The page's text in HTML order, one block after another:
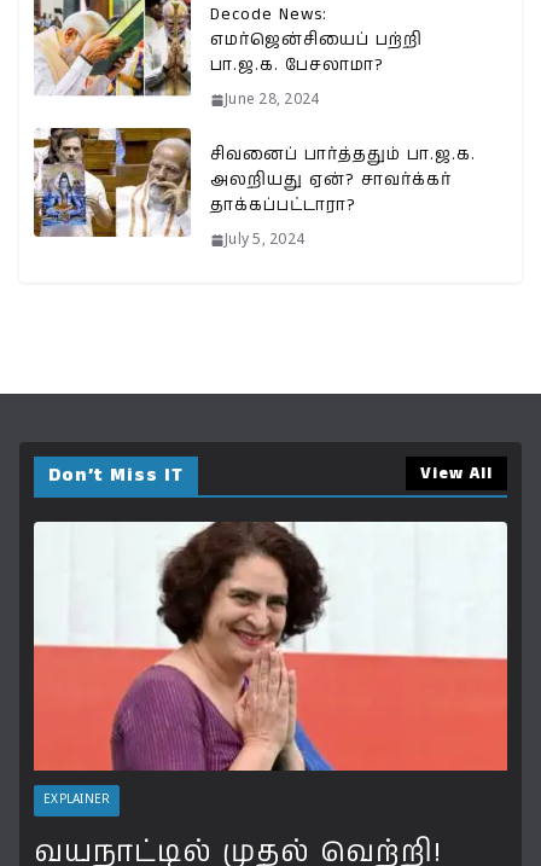
Decode News:
எமர்ஜென்சியைப் பற்றி
பா.ஜ.க. பேசலாமா?
June 28, 2024
சிவனைப் பார்த்ததும் பா.ஜ.க.
அலறியது ஏன்? சாவர்க்கர்
தாக்கப்பட்டாரா?
July 5, 2024
Don’t Miss IT View All
EXPLAINER
வயநாட்டில் முதல் வெற்றி!